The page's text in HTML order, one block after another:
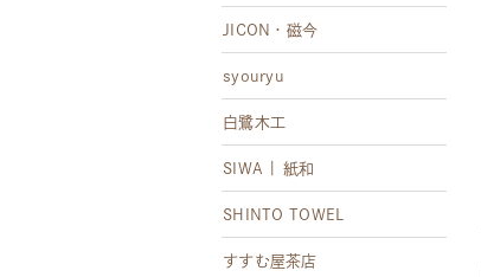
JICON・磁今
syouryu
白鷺木工
SIWA | 紙和
SHINTO TOWEL
すすむ屋茶店